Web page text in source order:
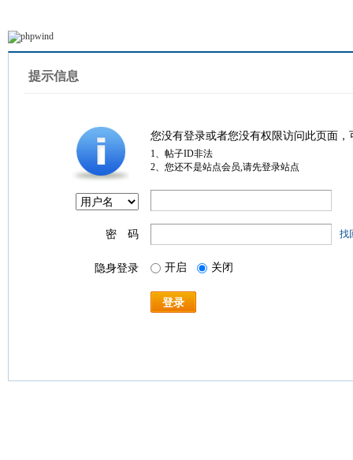
提示信息
您没有登录或者您没有权限访问此页面
1、帖子ID非法
2、您还不是站点会员,请先登录站点
密 码 找
隐身登录 开启 关闭
登录